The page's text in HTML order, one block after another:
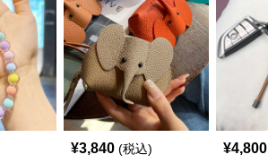
¥3,840 (税込) ¥4,800